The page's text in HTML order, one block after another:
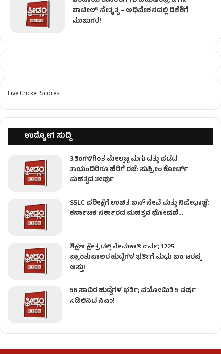
ಪಾಟೀಲ್ ನೇತೃತ್ವ – ಅಧಿವೇಶನದಲ್ಲಿ ಡಿಕೆಶಿಗೆ
ಮುಜುಗರ!
Live Cricket Scores
ಉದ್ಯೋಗ ಸುದ್ದಿ
3 ತಿಂಗಳಿಗಿಂತ ಮೇಲ್ಪಟ್ಟ ಮಗು ದತ್ತು ಪಡೆದ
ತಾಯಂದಿರಿಗೂ ಹೆರಿಗೆ ರಜೆ: ಸುಪ್ರೀಂ ಕೋರ್ಟ್
ಮಹತ್ವದ ತೀರ್ಪು
SSLC ಪರೀಕ್ಷೆಗೆ ಉಚಿತ ಬಸ್ ಸೇವೆ ಮತ್ತು ನಿಷೇಧಾಜ್ಞೆ:
ಕರ್ನಾಟಕ ಸರ್ಕಾರದ ಮಹತ್ವದ ಘೋಷಣೆ…!
ಶಿಕ್ಷಣ ಕ್ಷೇತ್ರದಲ್ಲಿ ನೇಮಕಾತಿ ಪರ್ವ; 1225
ಪ್ರಾಂಶುಪಾಲರ ಹುದ್ದೆಗಳ ಭರ್ತಿಗೆ ಮಧು ಬಂಗಾರಪ್ಪ
ಅಸ್ತು!
56 ಸಾವಿರ ಹುದ್ದೆಗಳ ಭರ್ತಿ; ವಯೋಮಿತಿ 5 ವರ್ಷ
ಸಡಿಲಿಸಿದ ಸಿಎಂ!